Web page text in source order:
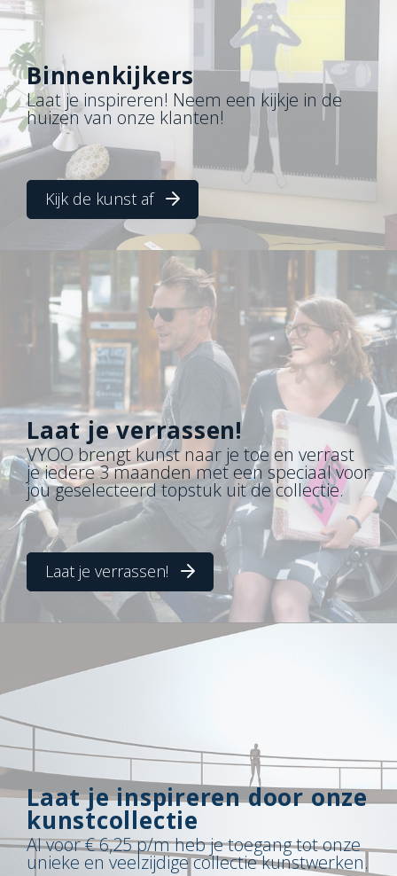
Binnenkijkers
Laat je inspireren! Neem een kijkje in de
huizen van onze klanten!
Kijk de kunst af
Laat je verrassen!
VYOO brengt kunst naar je toe en verrast
je iedere 3 maanden met een speciaal voor
jou geselecteerd topstuk uit de collectie.
Laat je verrassen!
Laat je inspireren door onze
kunstcollectie
Al voor € 6,25 p/m heb je toegang tot onze
unieke en veelzijdige collectie kunstwerken.